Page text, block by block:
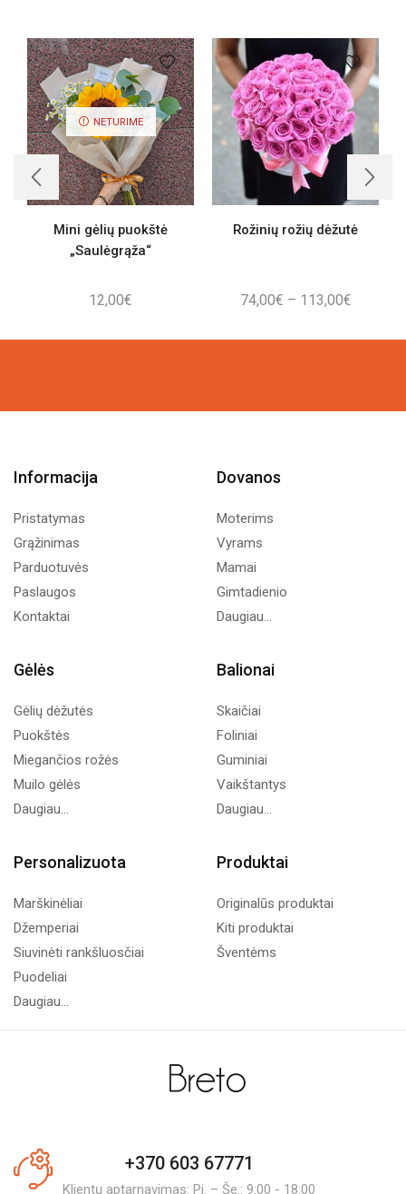
NETURIME
Mini gėlių puokštė
„Saulėgrąža“
12,00€
Rožinių rožių dėžutė
74,00€ – 113,00€Price
74,00€
Informacija
Pristatymas
Grąžinimas
Parduotuvės
Paslaugos
Kontaktai
Dovanos
Moterims
Vyrams
Mamai
Gimtadienio
Daugiau...
Gėlės
Gėlių dėžutės
Puokštės
Miegančios rožės
Muilo gėlės
Daugiau...
Balionai
Skaičiai
Foliniai
Guminiai
Vaikštantys
Daugiau...
Personalizuota
Marškinėliai
Džemperiai
Siuvinėti rankšluosčiai
Puodeliai
Daugiau...
Produktai
Originalūs produktai
Kiti produktai
Šventėms
+370 603 67771
Klientų aptarnavimas: Pi. – Še.: 9:00 - 18:00